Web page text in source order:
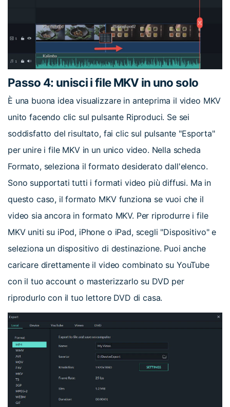
Passo 4: unisci i file MKV in uno solo
È una buona idea visualizzare in anteprima il video MKV
unito facendo clic sul pulsante Riproduci. Se sei
soddisfatto del risultato, fai clic sul pulsante "Esporta"
per unire i file MKV in un unico video. Nella scheda
Formato, seleziona il formato desiderato dall'elenco.
Sono supportati tutti i formati video più diffusi. Ma in
questo caso, il formato MKV funziona se vuoi che il
video sia ancora in formato MKV. Per riprodurre i file
MKV uniti su iPod, iPhone o iPad, scegli "Dispositivo" e
seleziona un dispositivo di destinazione. Puoi anche
caricare direttamente il video combinato su YouTube
con il tuo account o masterizzarlo su DVD per
riprodurlo con il tuo lettore DVD di casa.